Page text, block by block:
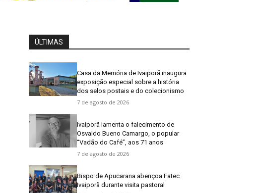
ÚLTIMAS
Casa da Memória de Ivaiporã inaugura
exposição especial sobre a história
dos selos postais e do colecionismo
7 de agosto de 2026
Ivaiporã lamenta o falecimento de
Osvaldo Bueno Camargo, o popular
“Vadão do Café”, aos 71 anos
7 de agosto de 2026
Bispo de Apucarana abençoa Fatec
Ivaiporã durante visita pastoral